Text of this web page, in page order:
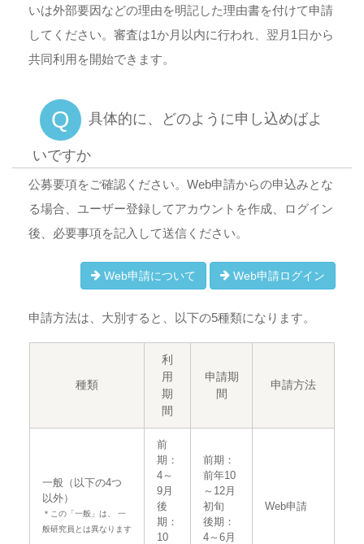
いは外部要因などの理由を明記した理由書を付けて申請
してください。審査は1か月以内に行われ、翌月1日から
共同利用を開始できます。
Q 具体的に、どのように申し込めばよ
いですか
公募要項をご確認ください。Web申請からの申込みとな
る場合、ユーザー登録してアカウントを作成、ログイン
後、必要事項を記入して送信ください。
Web申請について Web申請ログイン
申請方法は、大別すると、以下の5種類になります。
種類
利
用
期
間
申請期
間
申請方法
一般（以下の4つ
以外）
＊この「一般」は、 一
般研究員とは異なります
前
期：
4～
9月
後
期：
10
前期：
前年10
～12月
初旬
後期：
4～6月
Web申請